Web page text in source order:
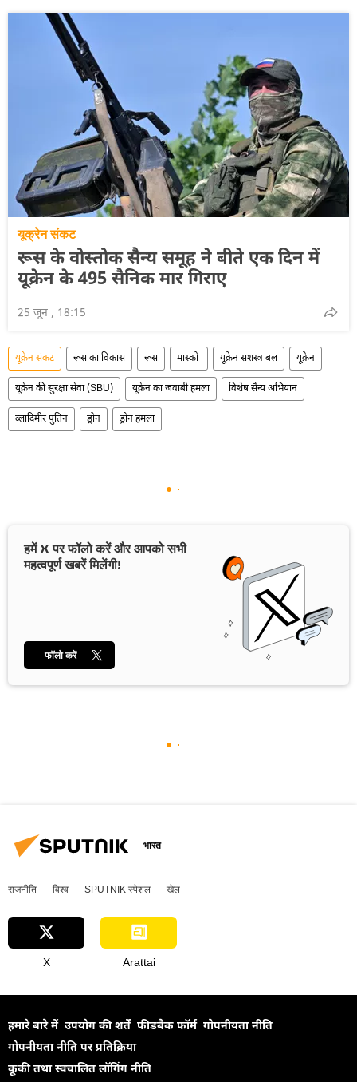
यूक्रेन संकट
रूस के वोस्तोक सैन्य समूह ने बीते एक दिन में
यूक्रेन के 495 सैनिक मार गिराए
25 जून , 18:15
यूक्रेन संकट रूस का विकास रूस मास्को यूक्रेन सशस्त्र बल यूक्रेन
यूक्रेन की सुरक्षा सेवा (SBU) यूक्रेन का जवाबी हमला विशेष सैन्य अभियान
व्लादिमीर पुतिन ड्रोन ड्रोन हमला
हमें X पर फॉलो करें और आपको सभी
महत्वपूर्ण खबरें मिलेंगी!
फॉलो करें
भारत
राजनीति विश्व SPUTNIK स्पेशल खेल
X Arattai
हमारे बारे में उपयोग की शर्तें फीडबैक फॉर्म गोपनीयता नीति
गोपनीयता नीति पर प्रतिक्रिया
कूकी तथा स्वचालित लॉगिंग नीति